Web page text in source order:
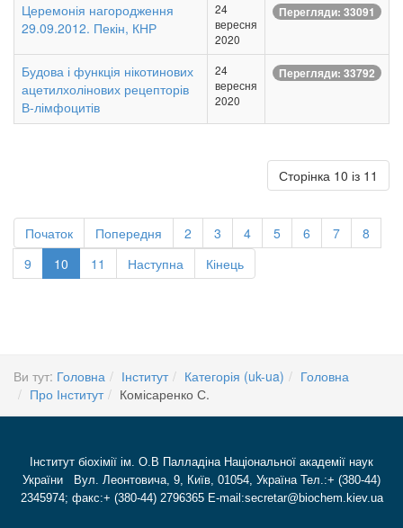
Церемонія нагородження
29.09.2012. Пекін, КНР
24
вересня
2020
Перегляди: 33091
Будова і функція нікотинових
ацетилхолінових рецепторів
В-лімфоцитів
24
вересня
2020
Перегляди: 33792
Сторінка 10 із 11
Початок Попередня 2 3 4 5 6 7
8
9
10 11 Наступна Кінець
Ви тут: Головна Інститут Категорія (uk-ua)
Головна
Про Інститут
Комісаренко С.
Інститут біохімії ім. О.В Палладіна Національної академії наук
України Вул. Леонтовича, 9, Київ, 01054, Україна Тел.:+ (380-44)
2345974; факс:+ (380-44) 2796365 E-mail:secretar@biochem.kiev.ua